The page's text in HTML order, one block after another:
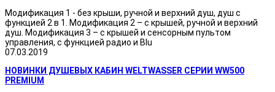
Модификация 1 - без крыши, ручной и верхний душ, душ с
функцией 2 в 1. Модификация 2 – с крышей, ручной и верхний
душ. Модификация 3 – с крышей и сенсорным пультом
управления, с функцией радио и Blu
07.03.2019
НОВИНКИ ДУШЕВЫХ КАБИН WELTWASSER СЕРИИ WW500
PREMIUM